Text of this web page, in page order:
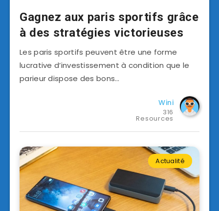
Gagnez aux paris sportifs grâce
à des stratégies victorieuses
Les paris sportifs peuvent être une forme
lucrative d’investissement à condition que le
parieur dispose des bons…
Wini
316
Resources
Actualité